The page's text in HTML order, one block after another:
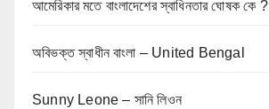
আমেরিকার মতে বাংলাদেশের স্বাধিনতার ঘোষক কে ?
অবিভক্ত স্বাধীন বাংলা – United Bengal
Sunny Leone – সানি লিওন